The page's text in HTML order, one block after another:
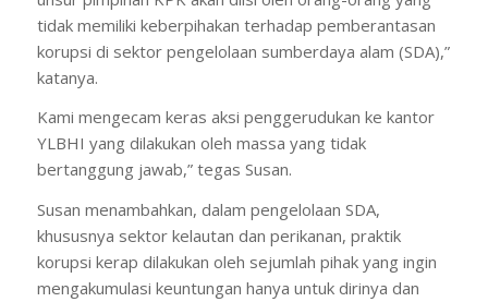
tidak memiliki keberpihakan terhadap pemberantasan
korupsi di sektor pengelolaan sumberdaya alam (SDA),”
katanya.
Kami mengecam keras aksi penggerudukan ke kantor
YLBHI yang dilakukan oleh massa yang tidak
bertanggung jawab,” tegas Susan.
Susan menambahkan, dalam pengelolaan SDA,
khususnya sektor kelautan dan perikanan, praktik
korupsi kerap dilakukan oleh sejumlah pihak yang ingin
mengakumulasi keuntungan hanya untuk dirinya dan